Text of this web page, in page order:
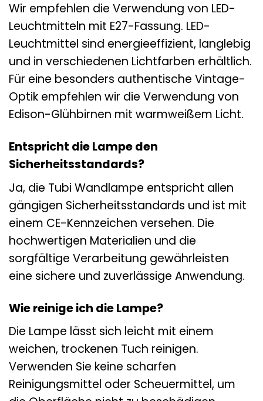
Wir empfehlen die Verwendung von LED-
Leuchtmitteln mit E27-Fassung. LED-
Leuchtmittel sind energieeffizient, langlebig
und in verschiedenen Lichtfarben erhältlich.
Für eine besonders authentische Vintage-
Optik empfehlen wir die Verwendung von
Edison-Glühbirnen mit warmweißem Licht.
Entspricht die Lampe den
Sicherheitsstandards?
Ja, die Tubi Wandlampe entspricht allen
gängigen Sicherheitsstandards und ist mit
einem CE-Kennzeichen versehen. Die
hochwertigen Materialien und die
sorgfältige Verarbeitung gewährleisten
eine sichere und zuverlässige Anwendung.
Wie reinige ich die Lampe?
Die Lampe lässt sich leicht mit einem
weichen, trockenen Tuch reinigen.
Verwenden Sie keine scharfen
Reinigungsmittel oder Scheuermittel, um